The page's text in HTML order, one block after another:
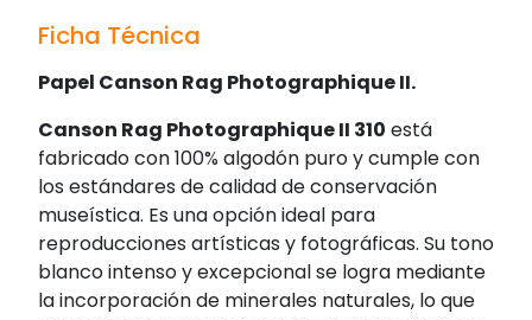
Ficha Técnica
Papel Canson Rag Photographique II.
Canson Rag Photographique II 310 está
fabricado con 100% algodón puro y cumple con
los estándares de calidad de conservación
museística. Es una opción ideal para
reproducciones artísticas y fotográficas. Su tono
blanco intenso y excepcional se logra mediante
la incorporación de minerales naturales, lo que